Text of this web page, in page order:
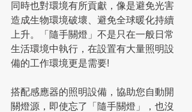
同時也對環境有所貢獻，像是避免光害
造成生物環境破壞、避免全球暖化持續
上升。「隨手關燈」不是只在一般日常
生活環境中執行，在設置有大量照明設
備的工作環境更是需要!
搭配感應器的照明設備，協助您自動開
關燈源，即使忘了「隨手關燈」，也沒